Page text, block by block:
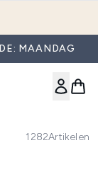
MAANDAG
1282Artikelen